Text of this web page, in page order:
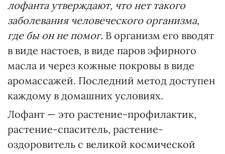
лофанта утверждают, что нет такого
заболевания человеческого организма,
где бы он не помог. В организм его вводят
в виде настоев, в виде паров эфирного
масла и через кожные покровы в виде
аромассажей. Последний метод доступен
каждому в домашних условиях.
Лофант — это растение-профилактик,
растение-спаситель, растение-
оздоровитель с великой космической